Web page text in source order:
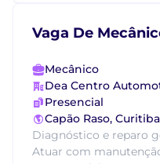
Vaga De
Mecânico
Dea Centro
Presencial
Capão Raso,
Diagnóstico e reparo
Atuar com